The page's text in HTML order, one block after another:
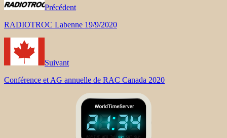
Précédent
RADIOTROC Labenne 19/9/2020
Suivant
Conférence et AG annuelle de RAC Canada 2020